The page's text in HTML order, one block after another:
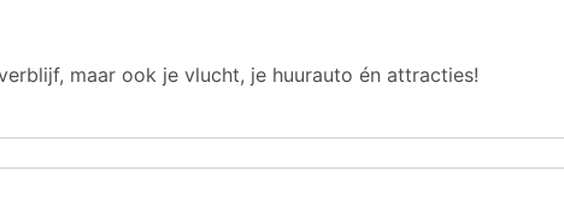
maar ook je vlucht, je huurauto én attracties!